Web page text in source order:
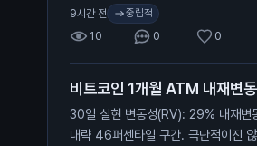
9시간 전 중립적
10 0 0
비트코인 1개월 ATM 내재변
30일 실현 변동성(RV): 29% 내재변
대략 46퍼센타일 구간. 극단적이진